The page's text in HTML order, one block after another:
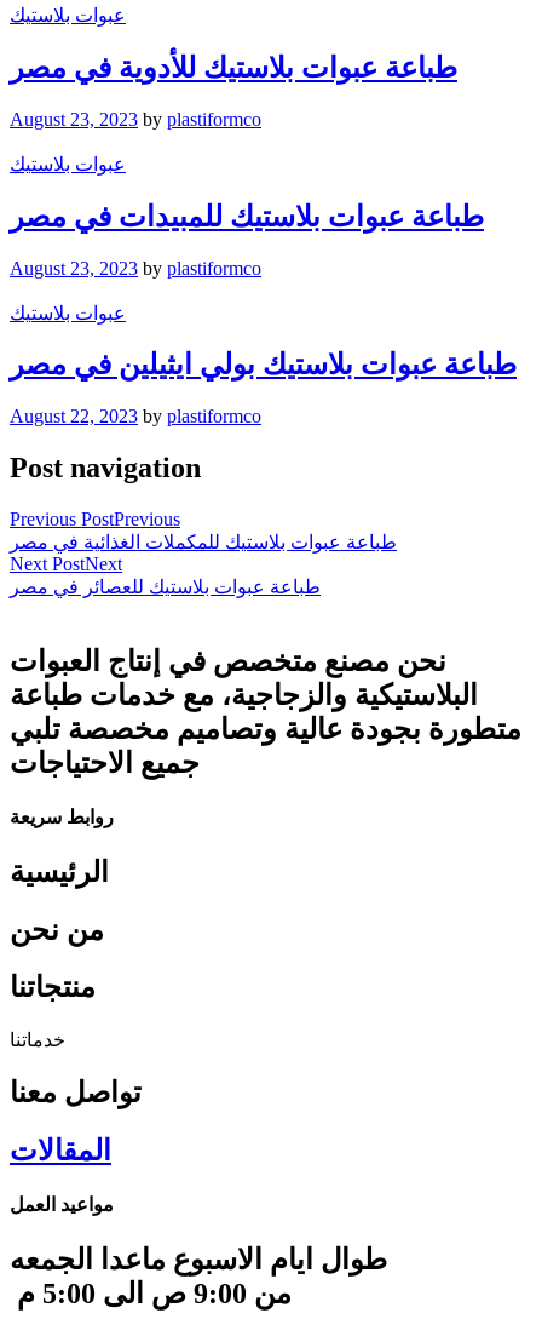
عبوات بلاستيك
طباعة عبوات بلاستيك للأدوية في مصر
August 23, 2023 by plastiformco
عبوات بلاستيك
طباعة عبوات بلاستيك للمبيدات في مصر
August 23, 2023 by plastiformco
عبوات بلاستيك
طباعة عبوات بلاستيك بولي ايثيلين في مصر
August 22, 2023 by plastiformco
Post navigation
Previous PostPrevious
طباعة عبوات بلاستيك للمكملات الغذائية في مصر
Next PostNext
طباعة عبوات بلاستيك للعصائر في مصر
نحن مصنع متخصص في إنتاج العبوات
البلاستيكية والزجاجية، مع خدمات طباعة
متطورة بجودة عالية وتصاميم مخصصة تلبي
جميع الاحتياجات
روابط سريعة
الرئيسية
من نحن
منتجاتنا
خدماتنا
تواصل معنا
المقالات
من 9:00 ص الى 5:00 م